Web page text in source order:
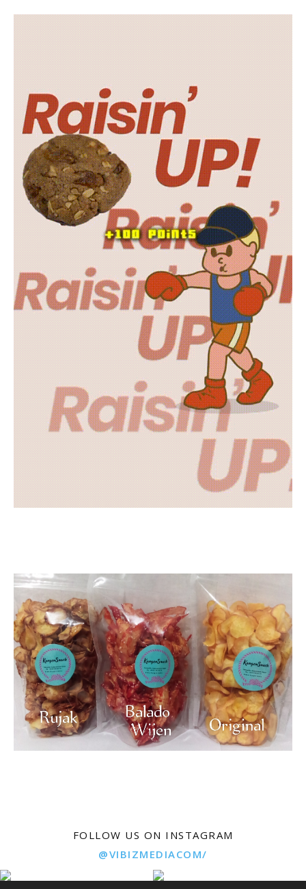
FOLLOW US ON INSTAGRAM
@VIBIZMEDIACOM/